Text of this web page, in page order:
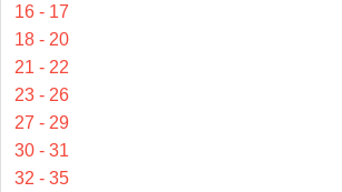
16 - 17
18 - 20
21 - 22
23 - 26
27 - 29
30 - 31
32 - 35